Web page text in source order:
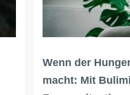
Wenn der
macht: Mit